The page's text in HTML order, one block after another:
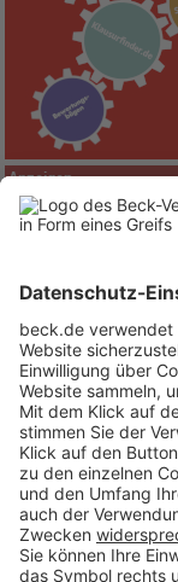
Anzeigen
BECK Stellenmarkt